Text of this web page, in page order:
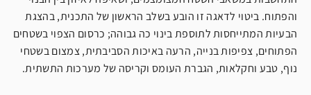
והפתוח. ביטוי לדאגה זו הובע בשלב הראשון של התכנית, בהצגת
הבעיות המתייחסות לתוספת בינוי כה גבוהה; כרסום הצפוי בשטחים
הפתוחים, צפיפות בנייה, הרעה באיכות הסביבתית, צמצום בשטחי
נוף, טבע וחקלאות, הגברת העומס וקריסה של מערכות התשתית.